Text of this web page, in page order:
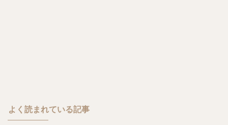
よく読まれている記事